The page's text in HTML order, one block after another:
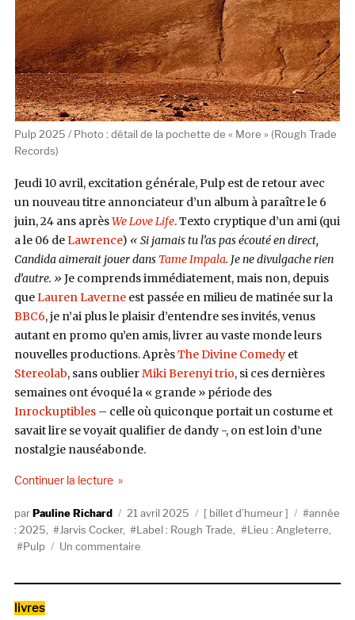
Pulp 2025 / Photo : détail de la pochette de « More » (Rough Trade
Records)
Jeudi 10 avril, excitation générale, Pulp est de retour avec
un nouveau titre annonciateur d’un album à paraître le 6
juin, 24 ans aprèsWe Love Life. Texto cryptique d’un ami (qui
a le 06 deLawrence) « Si jamais tu l’as pas écouté en direct,
Candida aimerait jouer dans Tame Impala. Je ne divulgache rien
d’autre. » Je comprends immédiatement, mais non, depuis
queLauren Laverneest passée en milieu de matinée sur la
BBC6, je n’ai plus le plaisir d’entendre ses invités, venus
autant en promo qu’en amis, livrer au vaste monde leurs
nouvelles productions. AprèsThe Divine Comedyet
Stereolab, sans oublierMiki Berenyi trio, si ces dernières
semaines ont évoqué la « grande » période des
Inrockuptibles– celle où quiconque portait un costume et
savait lire se voyait qualifier de dandy -, on est loin d’une
nostalgie nauséabonde.
Continuer la lecturede « À Rebours »
AuteurPauline Richard
Publié
le
21 avril 2025 Catégories
billet d’humeur Étiquettes
année
: 2025
Jarvis Cocker, Label : Rough Trade Lieu : Angleterre
Pulp
Un commentaire
Catégories
livres